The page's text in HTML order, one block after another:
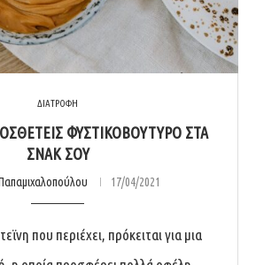
ΔΙΑΤΡΟΦΗ
ΦΥΣΤΙΚΟΒΟΎΤΥΡΟ ΣΤΑ
ΣΝΑΚ ΣΟΥ
17/04/2021
που περιέχει, πρόκειται για μια